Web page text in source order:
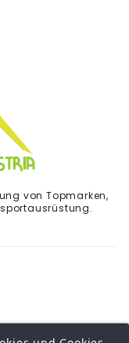
von Topmarken,